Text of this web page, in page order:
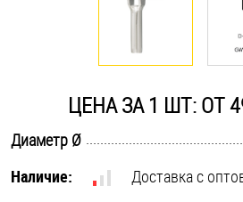
Саморезы и шурупы
Стопорные кольца
Такелаж
Хомуты
ЦЕНА ЗА 1 ШТ: ОТ
Диаметр Ø
Наличие:
Доставка с